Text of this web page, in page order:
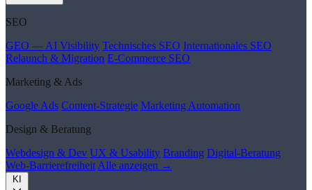
SEO
GEO — AI Visibility Technisches SEO Internationales SEO
Relaunch & Migration E-Commerce SEO
Marketing & Ads
Google Ads Content-Strategie Marketing Automation
Design & Beratung
Webdesign & Dev UX & Usability Branding Digital-Beratung
Web-Barrierefreiheit Alle anzeigen →
KI